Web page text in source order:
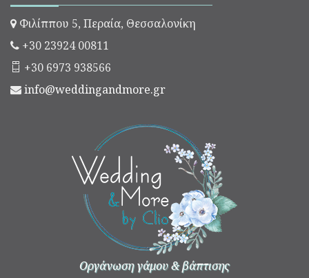
Φιλίππου 5, Περαία, Θεσσαλονίκη
+30 23924 00811
+30 6973 938566
info@weddingandmore.gr
Οργάνωση γάμου & βάπτισης